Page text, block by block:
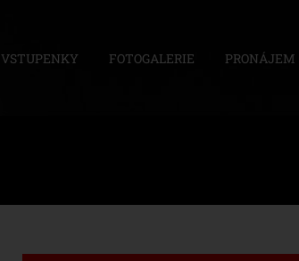
VSTUPENKY FOTOGALERIE PRONÁJEM